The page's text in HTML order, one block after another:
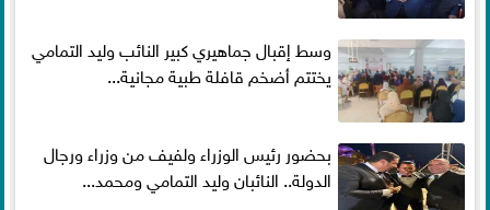
وسط إقبال جماهيري كبير النائب وليد التمامي
يختتم أضخم قافلة طبية مجانية...
بحضور رئيس الوزراء ولفيف من وزراء ورجال
الدولة.. النائبان وليد التمامي ومحمد...